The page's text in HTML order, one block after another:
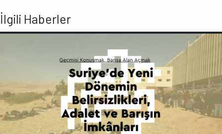
İlgili Haberler